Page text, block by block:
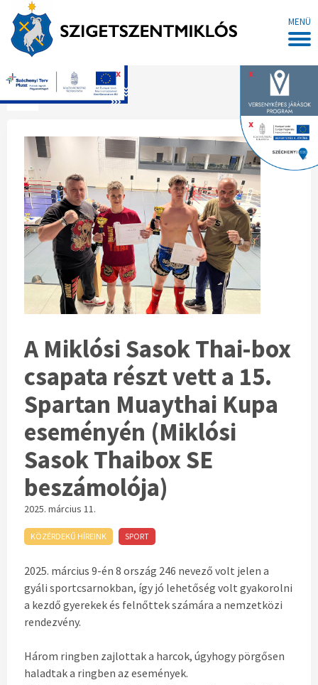
MENÜ
x
x
x
Főoldal
A Miklósi Sasok Thai-box
csapata részt vett a 15.
Spartan Muaythai Kupa
eseményén (Miklósi
Sasok Thaibox SE
beszámolója)
2025. március 11.
KÖZÉRDEKŰ HÍREINK SPORT
2025. március 9-én 8 ország 246 nevező volt jelen a
gyáli sportcsarnokban, így jó lehetőség volt gyakorolni
a kezdő gyerekek és felnőttek számára a nemzetközi
rendezvény.
Három ringben zajlottak a harcok, úgyhogy pörgősen
haladtak a ringben az események.